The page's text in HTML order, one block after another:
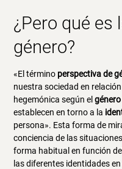
¿Pero qué es
género?
«El término perspectiva de
nuestra sociedad en
hegemónica según el
establecen en torno a la
persona». Esta forma de
conciencia de las
forma habitual en función
las diferentes identidades